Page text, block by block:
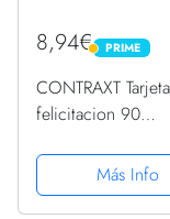
8,94€ PRIME
PRIME
CONTRAXT Tarjeta
felicitacion 90
detalles Decoracion
original Postal
Más Info